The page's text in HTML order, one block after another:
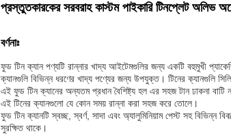
প্রস্তুতকারকের সরবরাহ কাস্টম পাইকারি টিনপ্লেট অলিভ
বর্ণনাঃ
ফুড টিন ক্যান পণ্যটি রান্নার খাদ্য আইটেমগুলির জন্য একটি বহুমুখী
ক্যানগুলি বিভিন্ন ধরণের খাদ্য পণ্যের জন্য উপযুক্ত। টিনের ক্যানগুলি
এই ফুড টিন ক্যানের অন্যতম প্রধান বৈশিষ্ট্য হল এর সহজ টান ঢাকনা
এই টিনের ক্যানগুলো যে কোন সময় রান্না করা সহজ করে তোলে।
ফুড টিন ক্যানটি স্বচ্ছ, স্বর্ণ, সাদা এবং অ্যালুমিনিয়াম পেস্ট সহ বিভিন্ন
সুরক্ষিত থাকে।